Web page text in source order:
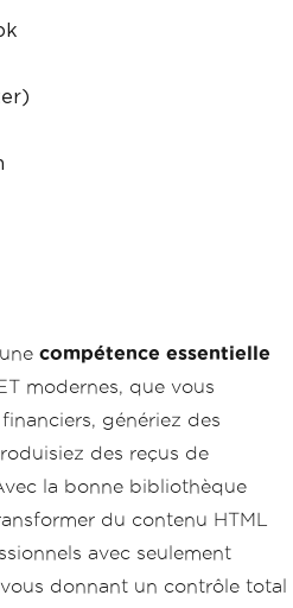
compétence essentielle
modernes, que vous
génériez des
des reçus de
la bonne bibliothèque
du contenu HTML
avec seulement
donnant un contrôle total